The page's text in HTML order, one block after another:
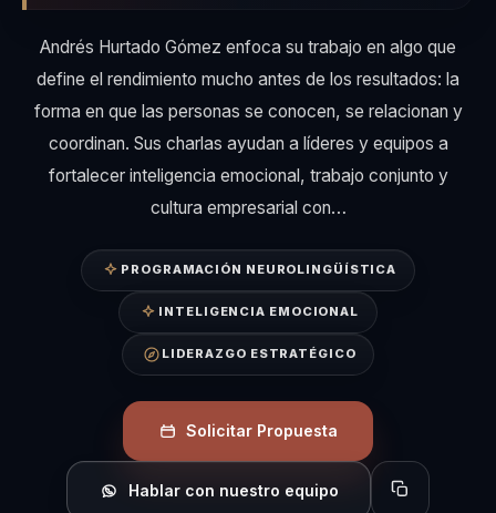
Andrés Hurtado Gómez enfoca su trabajo en algo que
define el rendimiento mucho antes de los resultados: la
forma en que las personas se conocen, se relacionan y
coordinan. Sus charlas ayudan a líderes y equipos a
fortalecer inteligencia emocional, trabajo conjunto y
cultura empresarial con…
PROGRAMACIÓN NEUROLINGÜÍSTICA
INTELIGENCIA EMOCIONAL
LIDERAZGO ESTRATÉGICO
Solicitar Propuesta
Hablar con nuestro equipo Copiar perfil